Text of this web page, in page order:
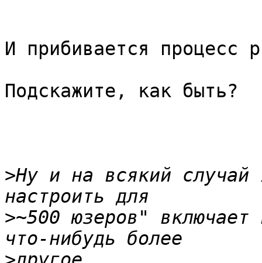
И прибивается процесс
Подскажите, как быть?
>Ну и на всякий случай
>~500 юзеров" включает